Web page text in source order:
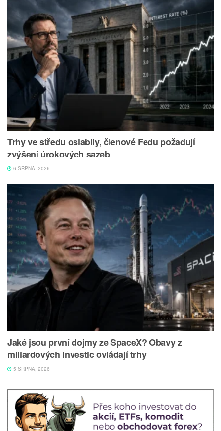
Trhy ve středu oslabily, členové Fedu požadují
zvýšení úrokových sazeb
6 SRPNA, 2026
Jaké jsou první dojmy ze SpaceX? Obavy z
miliardových investic ovládají trhy
5 SRPNA, 2026